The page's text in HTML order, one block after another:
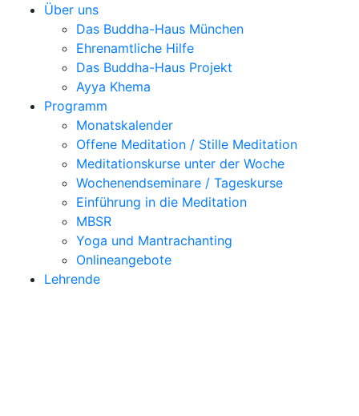
Über uns
Das Buddha-Haus München
Ehrenamtliche Hilfe
Das Buddha-Haus Projekt
Ayya Khema
Programm
Monatskalender
Offene Meditation / Stille Meditation
Meditationskurse unter der Woche
Wochenendseminare / Tageskurse
Einführung in die Meditation
MBSR
Yoga und Mantrachanting
Onlineangebote
Lehrende